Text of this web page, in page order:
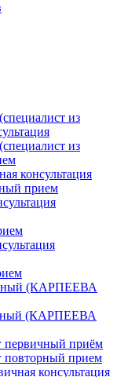
из
из
консультация
прием
(КАРПЕЕВА
(КАРПЕЕВА
первичный приём
повторный прием
консультация